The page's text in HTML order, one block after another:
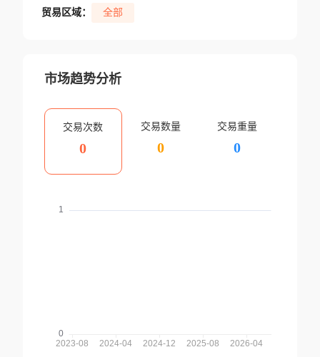
贸易区域： 全部
市场趋势分析
交易次数
0
交易数量
0
交易重量
0